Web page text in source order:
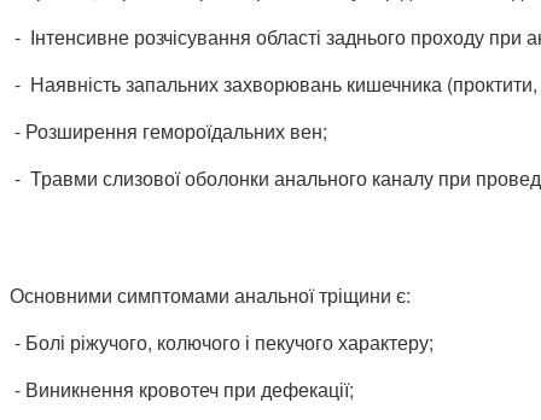
- Інтенсивне розчісування області заднього проходу при
- Наявність запальних захворювань кишечника (проктити,
- Розширення гемороїдальних вен;
- Травми слизової оболонки анального каналу при
Основними симптомами анальної тріщини є:
- Болі ріжучого, колючого і пекучого характеру;
- Виникнення кровотеч при дефекації;